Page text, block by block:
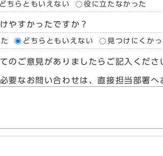
どちらともいえない 役に立たなかった
やすかったですか？
どちらともいえない 見つけにくかっ
のご意見がありましたらご記入くださ
必要なお問い合わせは、直接担当部署